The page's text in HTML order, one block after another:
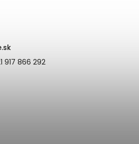
917 866 292